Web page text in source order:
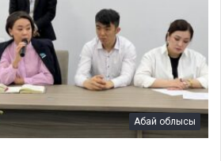
Абай облысы